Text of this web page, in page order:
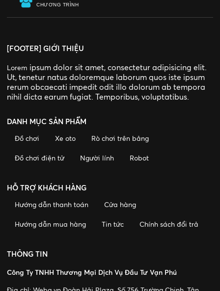
CHƯƠNG TRÌNH
[FOOTER] GIỚI THIỆU
Lorem ipsum dolor sit amet, consectetur adipisicing elit.
Ut, tenetur natus doloremque laborum quos iste ipsum
rerum obcaecati impedit odit illo dolorum ab tempora
nihil dicta earum fugiat. Temporibus, voluptatibus.
DANH MỤC SẢN PHẨM
Đồ chơi Xe oto Rò chơi trên bảng
Đồ chơi điện tử Người lính Robot
HỖ TRỢ KHÁCH HÀNG
Hướng dẫn thanh toán Cửa hàng
Hướng dẫn mua hàng Tin tức Chính sách đổi trả
THÔNG TIN
Công Ty TNHH Thương Mại Dịch Vụ Đầu Tư Vạn Phú